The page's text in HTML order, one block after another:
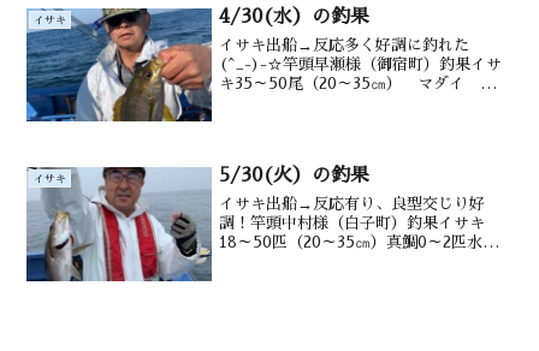
イサキ 4/30(水）の釣果
イサキ出船→反応多く好調に釣れた
(^_-)-☆竿頭早瀬様（御宿町）釣果イサ
キ35～50尾（20～35㎝） マダイ メバ
イサキ 5/30(火）の釣果
イサキ出船→反応有り、良型交じり好
調！竿頭中村様（白子町）釣果イサキ
18～50匹（20～35㎝）真鯛0～2匹水深